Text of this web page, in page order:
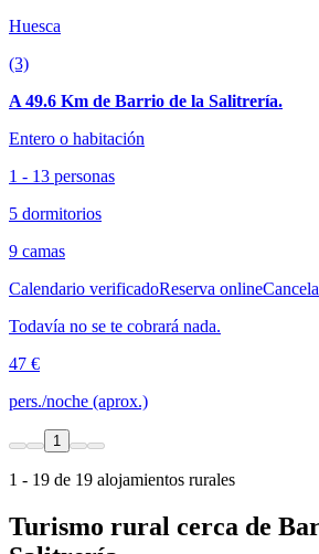
Huesca
(3)
A 49.6 Km de Barrio de la Salitrería.
Entero o habitación
1 - 13 personas
5 dormitorios
9 camas
Calendario verificadoReserva online
Todavía no se te cobrará nada.
47 €
pers./noche (aprox.)
1
1 - 19 de 19 alojamientos rurales
Turismo rural cerca de